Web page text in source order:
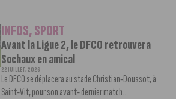
INFOS,SPORT
Avant la Ligue 2, le DFCO retrouvera
Sochaux en amical
22 JUILLET, 2026
Le DFCO se déplacera au stade Christian-Doussot, à
Saint-Vit, pour son avant- dernier match...